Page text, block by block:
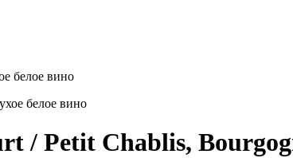
белое вино
/ Petit Chablis,